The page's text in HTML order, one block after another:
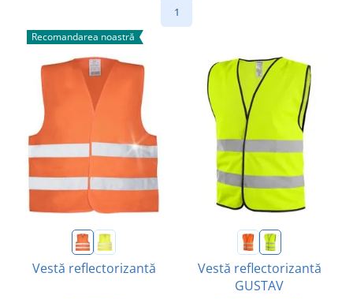
1
Recomandarea noastră
Vestă reflectorizantă
Vestă reflectorizantă
GUSTAV